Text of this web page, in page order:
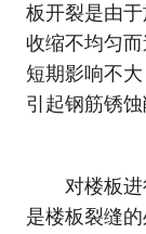
板开裂是由
收缩不均匀
短期影响不
引起钢筋锈
对楼板进
是楼板裂缝